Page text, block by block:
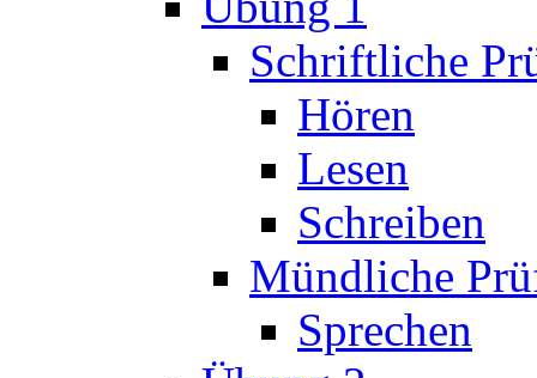
Schriftliche
Hören
Lesen
Schreiben
Mündliche
Sprechen